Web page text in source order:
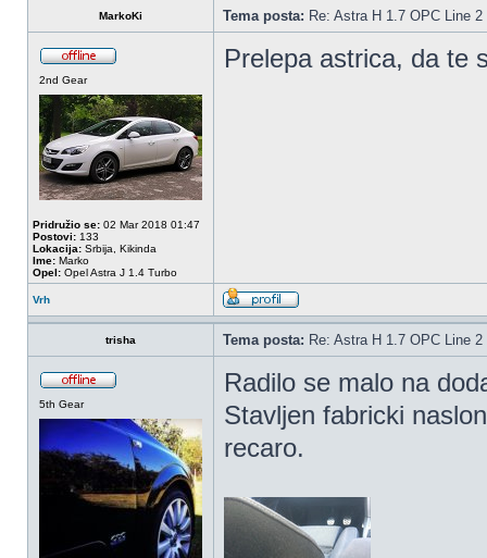
MarkoKi Tema posta: Re: Astra H 1.7 OPC Line 2
2nd Gear
Pridružio se: 02 Mar 2018 01:47
Postovi: 133
Lokacija: Srbija, Kikinda
Ime: Marko
Opel: Opel Astra J 1.4 Turbo
Prelepa astrica, da te
Vrh
trisha Tema posta: Re: Astra H 1.7 OPC Line 2
5th Gear
Radilo se malo na
Stavljen fabricki
recaro.